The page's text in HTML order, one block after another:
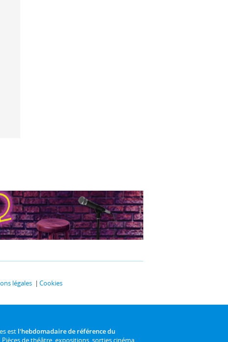
légales Cookies
est l'hebdomadaire de référence du
de théâtre, expositions, sorties cinéma,